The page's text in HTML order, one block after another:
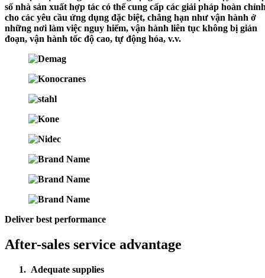
số nhà sản xuất hợp tác có thể cung cấp các giải pháp hoàn
cho các yêu cầu ứng dụng đặc biệt, chẳng hạn như vận hành ở
những nơi làm việc nguy hiểm, vận hành liên tục không bị gián
đoạn, vận hành tốc độ cao, tự động hóa, v.v.
Deliver best performance
After-sales service advantage
Adequate supplies